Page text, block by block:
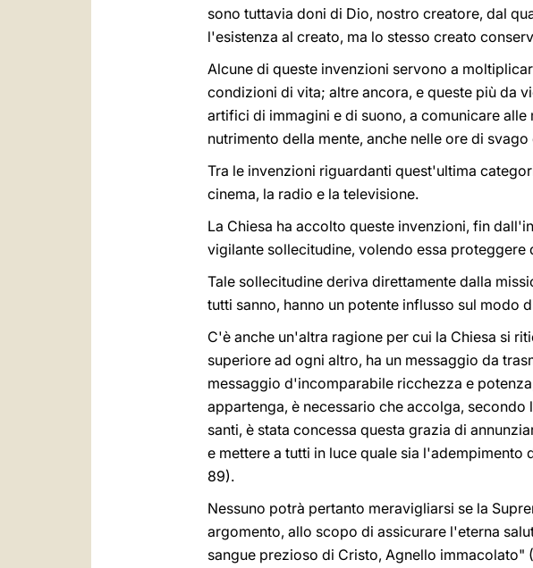
sono tuttavia doni di Dio, nostro creatore, dal
l'esistenza al creato, ma lo stesso creato
Alcune di queste invenzioni servono a
condizioni di vita; altre ancora, e queste più da
artifici di immagini e di suono, a comunicare
nutrimento della mente, anche nelle ore di
Tra le invenzioni riguardanti quest'ultima
cinema, la radio e la televisione.
La Chiesa ha accolto queste invenzioni, fin
vigilante sollecitudine, volendo essa
Tale sollecitudine deriva direttamente dalla
tutti sanno, hanno un potente influsso sul modo
C'è anche un'altra ragione per cui la Chiesa si
superiore ad ogni altro, ha un messaggio da
messaggio d'incomparabile ricchezza e
appartenga, è necessario che accolga,
santi, è stata concessa questa grazia di
e mettere a tutti in luce quale sia
89).
Nessuno potrà pertanto meravigliarsi se la
argomento, allo scopo di assicurare l'eterna
sangue prezioso di Cristo, Agnello immacolato"